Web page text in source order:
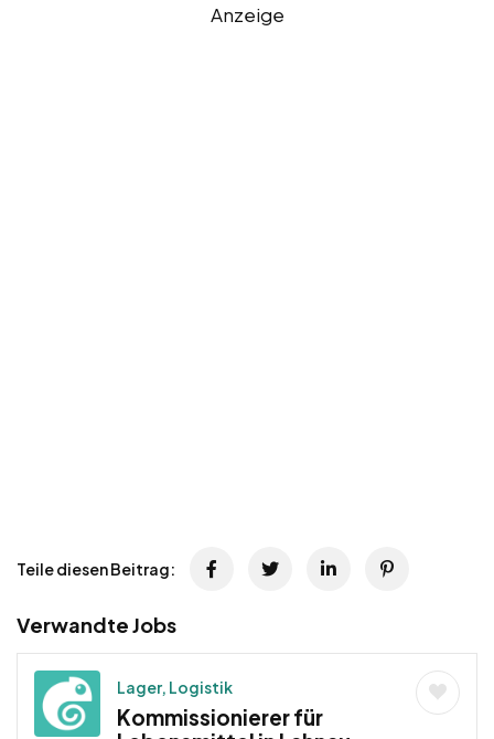
Anzeige
Teile diesen Beitrag:
Verwandte Jobs
Lager, Logistik
Kommissionierer für